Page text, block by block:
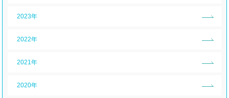
2023年
2022年
2021年
2020年